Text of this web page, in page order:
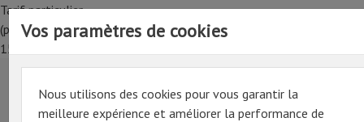
Tarif particulier,
(professionnel, connectez-vous pour bénéficier de la remise de
15%)
Tarif particulier,
(professionnel, connectez-vous pour bénéficier de la
Vos paramètres de cookies
Nous utilisons des cookies pour vous garantir la
meilleure expérience et améliorer la performance de